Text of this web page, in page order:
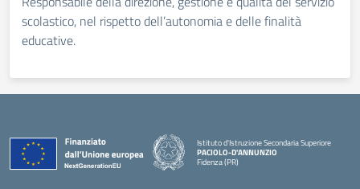
scolastico, nel rispetto dell’autonomia e delle finalità
educative.
Istituto d'Istruzione Secondaria Superiore
PACIOLO-D'ANNUNZIO
Fidenza (PR)